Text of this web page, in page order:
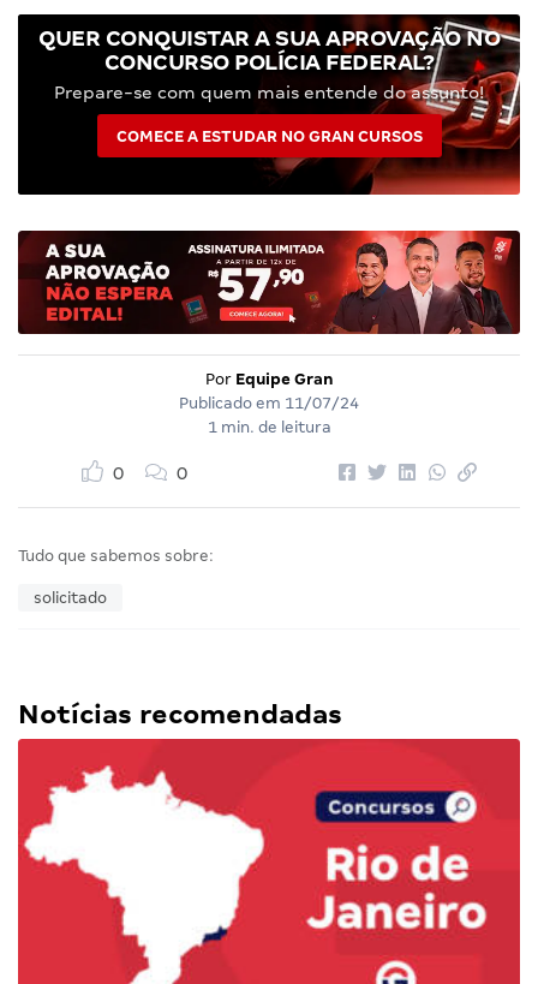
QUER CONQUISTAR A SUA APROVAÇÃO NO
CONCURSO POLÍCIA FEDERAL?
Prepare-se com quem mais entende do assunto!
COMECE A ESTUDAR NO GRAN CURSOS
Por Equipe Gran
Publicado em 11/07/24
1 min. de leitura
0 0
Tudo que sabemos sobre:
solicitado
Notícias recomendadas